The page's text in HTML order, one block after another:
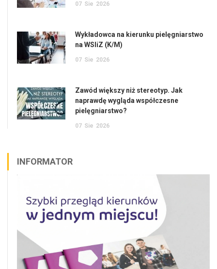
07 Sie 2026
Wykładowca na kierunku pielęgniarstwo
na WSIiZ (K/M)
07 Sie 2026
Zawód większy niż stereotyp. Jak
naprawdę wygląda współczesne
pielęgniarstwo?
07 Sie 2026
INFORMATOR